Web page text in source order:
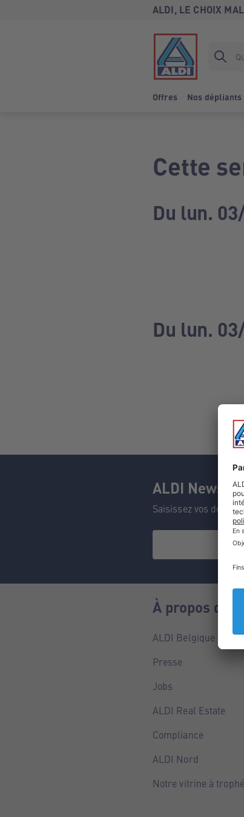
ALDI, LE CHOIX
Offres Nos dépliants
Cette
Du lun.
Du lun.
ALDI
Saisissez vos
À propos de
ALDI Belgique
Presse
Jobs
ALDI Real Estate
Compliance
ALDI Nord
Notre vitrine à